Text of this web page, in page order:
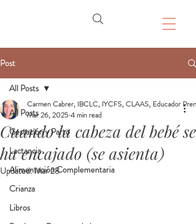
Post
All Posts
Gestación y Parto
Lactancia
Alimentación Complementaria
Crianza
Libros
All Posts
Cuando la cabeza del bebé se
ha encajado (se asienta)
Carmen Cabrer, IBCLC, IYCFS, CLAAS, Educador
Mar 26, 20254 min read
Updated:Mar 28